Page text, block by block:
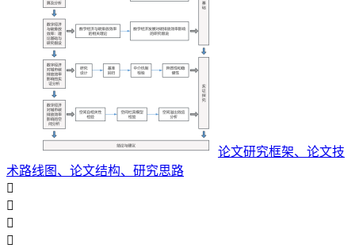
论文研究框架、论文技
术路线图、论文结构、研究思路



